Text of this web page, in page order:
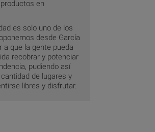
en
es solo uno de los
desde García
a que la gente pueda
recobrar y potenciar
pudiendo así
de lugares y
libres y disfrutar.